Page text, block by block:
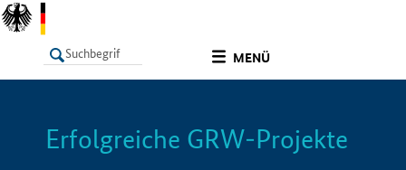
MENÜ
LISTE Info
Erfolgreiche GRW-Projekte